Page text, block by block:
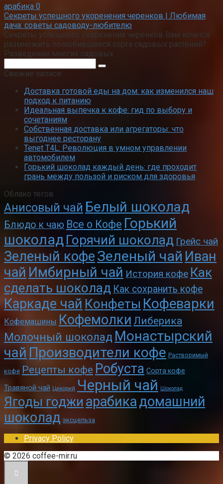
арабика 0
Секреты успешного укоренения черенков | Любимая
дача: советы садоводу-любителю
Секреты успешного укоренения черенков Вам хочется
размножить полюбившиеся сорта садовых растений?
Разведение многих садовых
Свежие записи
Доставка готовой еды на дом: как изменился наш
подход к питанию
Идеальная выпечка к кофе: гид по выбору и
сочетаниям
Собственная доставка или агрегаторы: что
выгоднее ресторану
Tenet T4L: Революция в умном управлении
автомобилем
Горький шоколад каждый день: где проходит
грань между пользой и риском для здоровья
Облако тегов
Анисовый чай Белый шоколад
Блюдо к чаю Все о Кофе Горький
шоколад Горячий шоколад Грейс чай
Зеленый кофеЗеленый чай Иван
чай Имбирный чай История кофе Как
сделать шоколад Как сохранить кофе
Каркаде чай Конфеты Кофеварки
Кофемашины Кофемолки Либерика
Молочный шоколад Монастырский
чай Производители кофе Растворимый
кофе Рецепты кофе Робуста Сорта кофе
Травяной чай Цикорий Черный чай Шоколад
Ягоды годжи арабикадомашний
шоколад эксцельза
Privacy Policy
© 2026 coffee-mir.ru